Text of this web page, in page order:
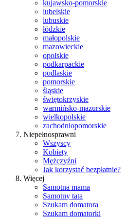
kujawsko-pomorskie
lubelskie
lubuskie
łódzkie
małopolskie
mazowieckie
opolskie
podkarpackie
podlaskie
pomorskie
śląskie
świętokrzyskie
warmińsko-mazurskie
wielkopolskie
zachodniopomorskie
Niepełnosprawni
Wszyscy
Kobiety
Mężczyźni
Jak korzystać bezpłatnie?
Więcej
Samotna mama
Samotny tata
Szukam domatora
Szukam domatorki